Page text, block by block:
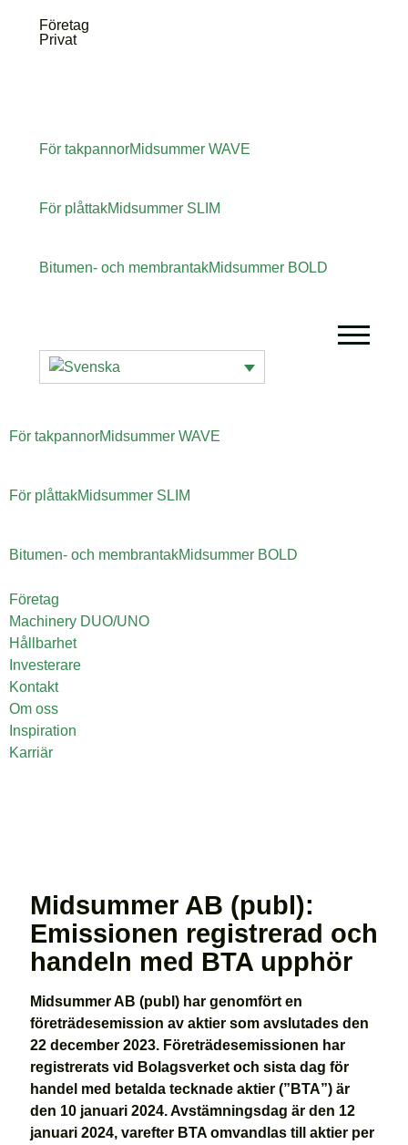
Företag
Privat
För takpannorMidsummer WAVE
För plåttakMidsummer SLIM
Bitumen- och membrantakMidsummer BOLD
För takpannorMidsummer WAVE
För plåttakMidsummer SLIM
Bitumen- och membrantakMidsummer BOLD
Företag
Machinery DUO/UNO
Hållbarhet
Investerare
Kontakt
Om oss
Inspiration
Karriär
Midsummer AB (publ):
Emissionen registrerad och
handeln med BTA upphör
Midsummer AB (publ) har genomfört en
företrädesemission av aktier som avslutades den
22 december 2023. Företrädesemissionen har
registrerats vid Bolagsverket och sista dag för
handel med betalda tecknade aktier (”BTA”) är
den 10 januari 2024. Avstämningsdag är den 12
januari 2024, varefter BTA omvandlas till aktier per